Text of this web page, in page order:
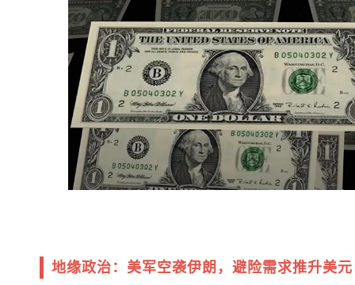
地缘政治：美军空袭伊朗，避险需求推升美元